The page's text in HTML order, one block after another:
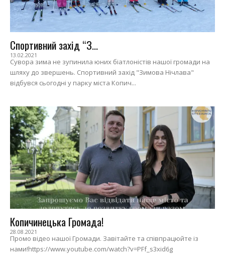
Спортивний захід “З...
13.02.2021
Сувора зима не зупинила юних біатлоністів нашої громади на
шляху до звершень. Спортивний захід "Зимова Нічлава"
відбувся сьогодні у парку міста Копич...
Копичинецька Громада!
28.08.2021
Промо відео нашої Громади. Завітайте та співпрацюйте із
нами!https://www.youtube.com/watch?v=PFf_s3xid6g